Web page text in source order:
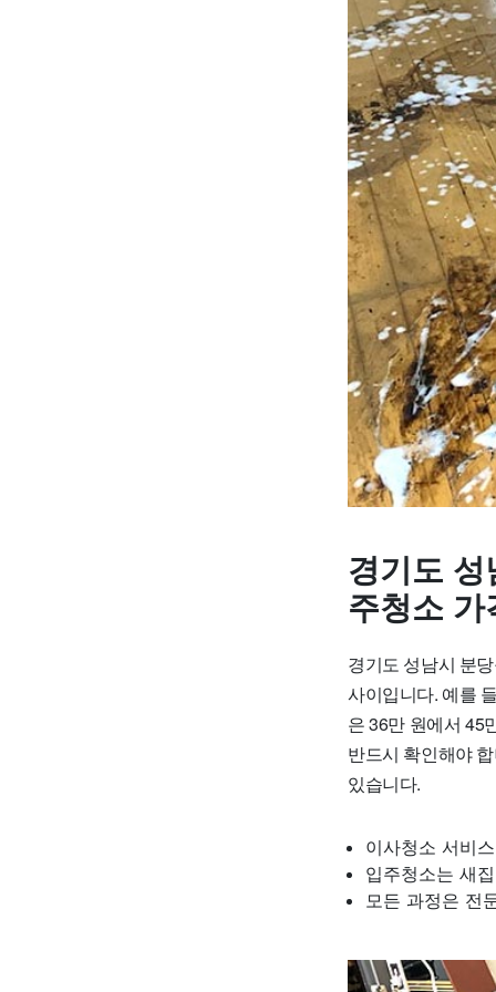
경기도
주청소 가
경기도 성남시 분
사이입니다. 예를
은 36만 원에서 45
반드시 확인해야
있습니다.
이사청소 서비
입주청소는 새
모든 과정은 전